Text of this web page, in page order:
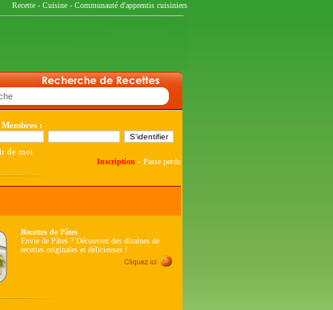
Recette - Cuisine - Communauté d'apprentis cuisiniers
:
de moi
Inscription - Passe perdu
Recettes de Pâtes
Envie de Pâtes ? Découvrez des dizaines de
recettes originales et délicieuses !